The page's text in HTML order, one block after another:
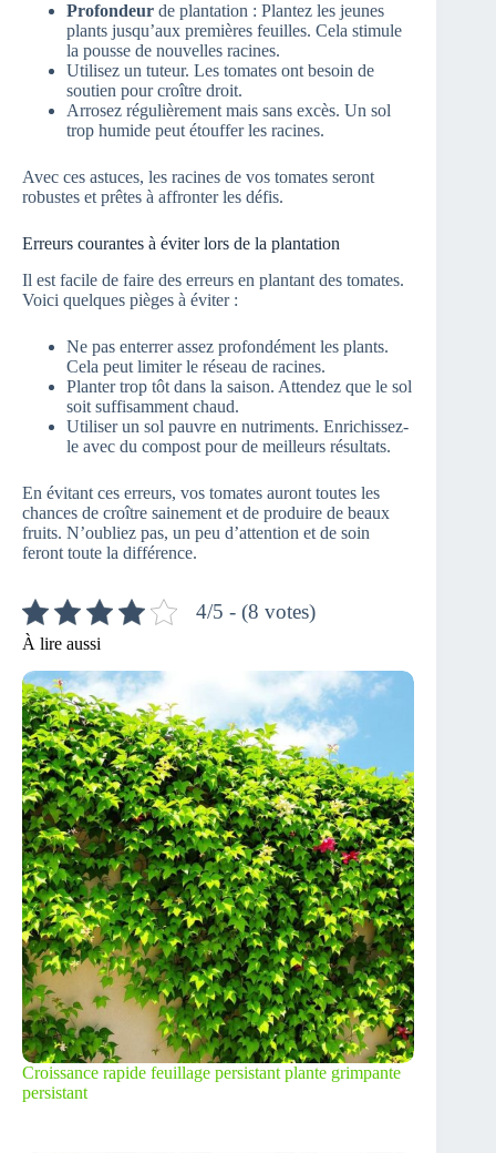
Profondeur de plantation : Plantez les jeunes
plants jusqu’aux premières feuilles. Cela stimule
la pousse de nouvelles racines.
Utilisez un tuteur. Les tomates ont besoin de
soutien pour croître droit.
Arrosez régulièrement mais sans excès. Un sol
trop humide peut étouffer les racines.
Avec ces astuces, les racines de vos tomates seront
robustes et prêtes à affronter les défis.
Erreurs courantes à éviter lors de la plantation
Il est facile de faire des erreurs en plantant des tomates.
Voici quelques pièges à éviter :
Ne pas enterrer assez profondément les plants.
Cela peut limiter le réseau de racines.
Planter trop tôt dans la saison. Attendez que le sol
soit suffisamment chaud.
Utiliser un sol pauvre en nutriments. Enrichissez-
le avec du compost pour de meilleurs résultats.
En évitant ces erreurs, vos tomates auront toutes les
chances de croître sainement et de produire de beaux
fruits. N’oubliez pas, un peu d’attention et de soin
feront toute la différence.
4/5 - (8 votes)
À lire aussi
Croissance rapide feuillage persistant plante grimpante
persistant